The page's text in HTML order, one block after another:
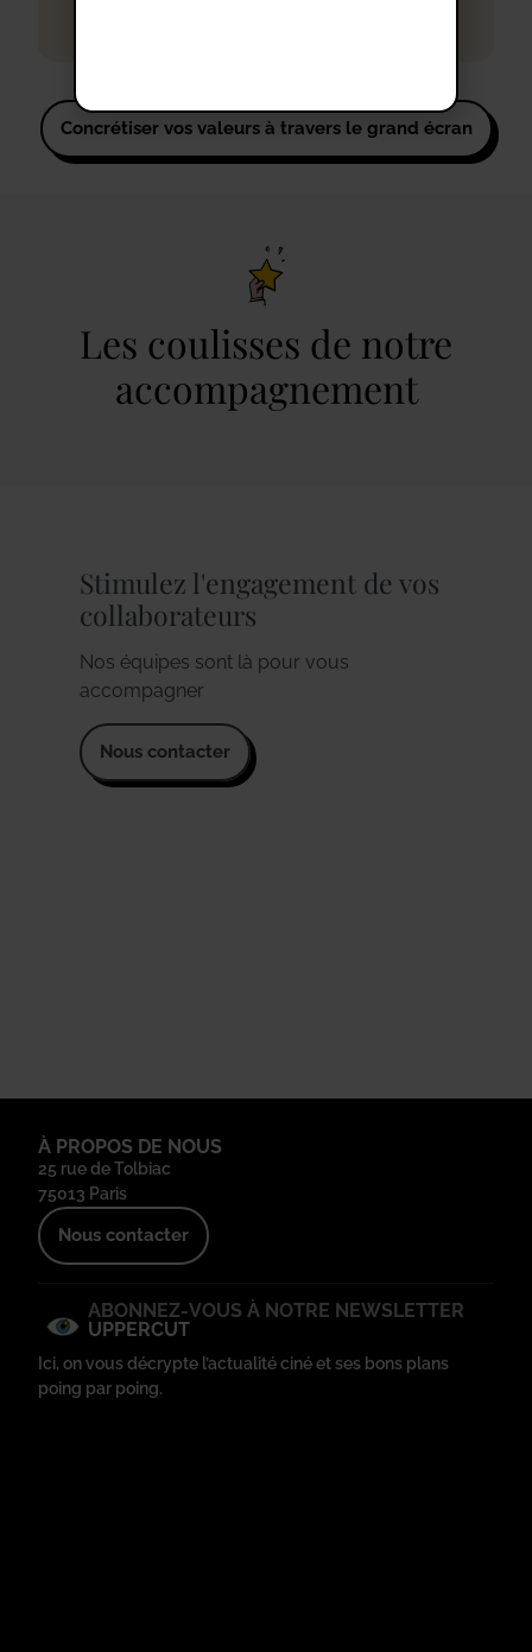
Concrétiser vos valeurs à travers le grand écran
Les coulisses de notre
accompagnement
Stimulez l'engagement de vos
collaborateurs
Nos équipes sont là pour vous
accompagner
Nous contacter
À PROPOS DE NOUS
25 rue de Tolbiac
75013 Paris
Nous contacter
ABONNEZ-VOUS À NOTRE NEWSLETTER
UPPERCUT
Ici, on vous décrypte l’actualité ciné et ses bons plans
poing par poing.